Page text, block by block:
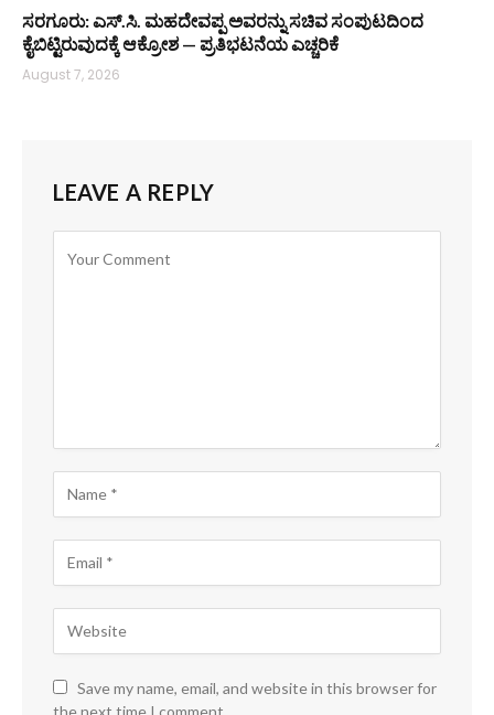
ಸರಗೂರು: ಎಸ್.ಸಿ. ಮಹದೇವಪ್ಪ ಅವರನ್ನು ಸಚಿವ ಸಂಪುಟದಿಂದ
ಕೈಬಿಟ್ಟಿರುವುದಕ್ಕೆ ಆಕ್ರೋಶ — ಪ್ರತಿಭಟನೆಯ ಎಚ್ಚರಿಕೆ
August 7, 2026
LEAVE A REPLY
Save my name, email, and website in this browser for
the next time I comment.